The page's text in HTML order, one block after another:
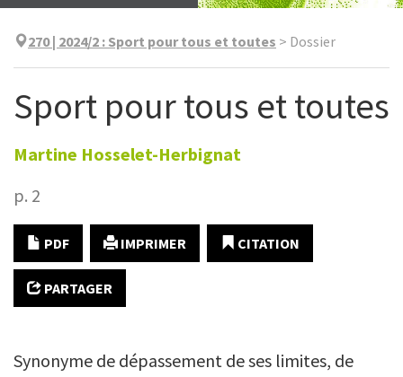
270 | 2024/2 : Sport pour tous et toutes > Dossier
Sport pour tous et toutes
Martine Hosselet-Herbignat
p. 2
PDF IMPRIMER CITATION
PARTAGER
Synonyme de dépassement de ses limites, de